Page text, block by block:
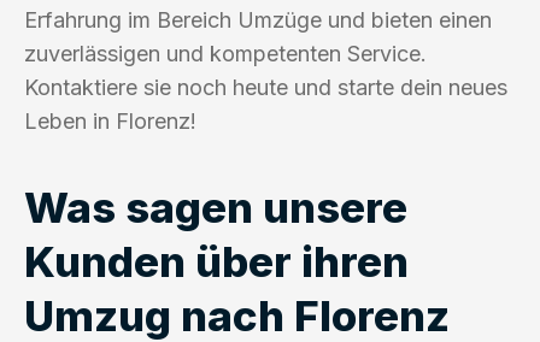
Erfahrung im Bereich Umzüge und bieten einen
zuverlässigen und kompetenten Service.
Kontaktiere sie noch heute und starte dein neues
Leben in Florenz!
Was sagen unsere
Kunden über ihren
Umzug nach Florenz